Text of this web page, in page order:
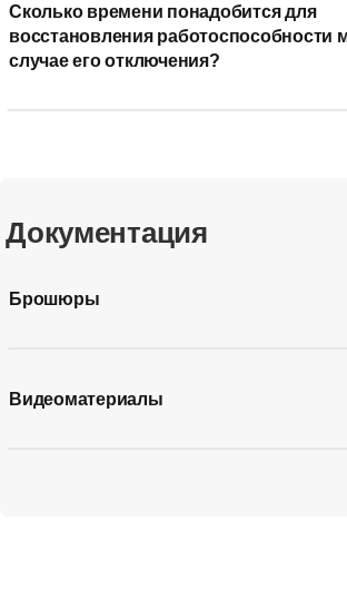
Сколько времени понадобится для
восстановления работоспособности
случае его отключения?
Документация
Брошюры
Видеоматериалы